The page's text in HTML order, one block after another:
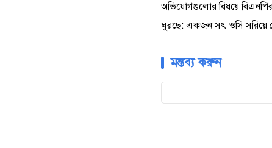
অভিযোগগুলোর বিষয়ে
ঘুরছে: একজন সৎ ওসি সরিয়ে
মন্তব্য করুন